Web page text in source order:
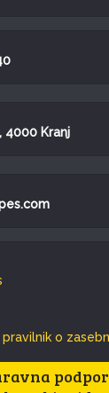
4000 Kranj
o